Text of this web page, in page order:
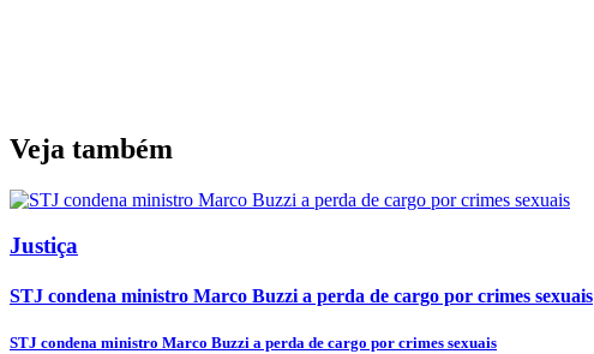
Veja também
Justiça
STJ condena ministro Marco Buzzi a perda de cargo por crimes sexuais
STJ condena ministro Marco Buzzi a perda de cargo por crimes sexuais